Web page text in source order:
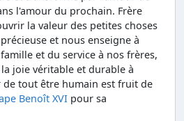
l'amour du prochain. Frère
la valeur des petites choses
et nous enseigne à
et du service à nos frères,
joie véritable et durable à
tout être humain est fruit de
Benoît XVI pour sa